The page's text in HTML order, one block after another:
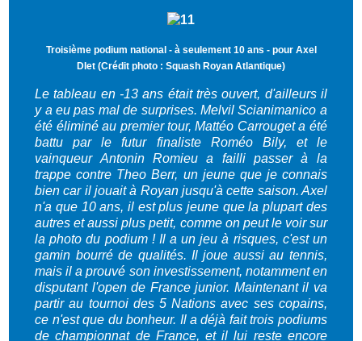
Troisième podium national - à seulement 10 ans - pour Axel
DIet (Crédit photo : Squash Royan Atlantique)
Le tableau en -13 ans était très ouvert, d'ailleurs il
y a eu pas mal de surprises. Melvil Scianimanico a
été éliminé au premier tour, Mattéo Carrouget a été
battu par le futur finaliste Roméo Bily, et le
vainqueur Antonin Romieu a failli passer à la
trappe contre Theo Berr, un jeune que je connais
bien car il jouait à Royan jusqu'à cette saison. Axel
n'a que 10 ans, il est plus jeune que la plupart des
autres et aussi plus petit, comme on peut le voir sur
la photo du podium ! Il a un jeu à risques, c'est un
gamin bourré de qualités. Il joue aussi au tennis,
mais il a prouvé son investissement, notamment en
disputant l'open de France junior. Maintenant il va
partir au tournoi des 5 Nations avec ses copains,
ce n'est que du bonheur. Il a déjà fait trois podiums
de championnat de France, et il lui reste encore